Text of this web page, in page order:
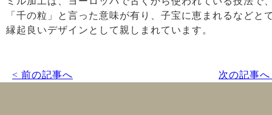
「千の粒」と言った意味が有り、子宝に恵まれるなどと
縁起良いデザインとして親しまれています。
< 前の記事へ 次の記事